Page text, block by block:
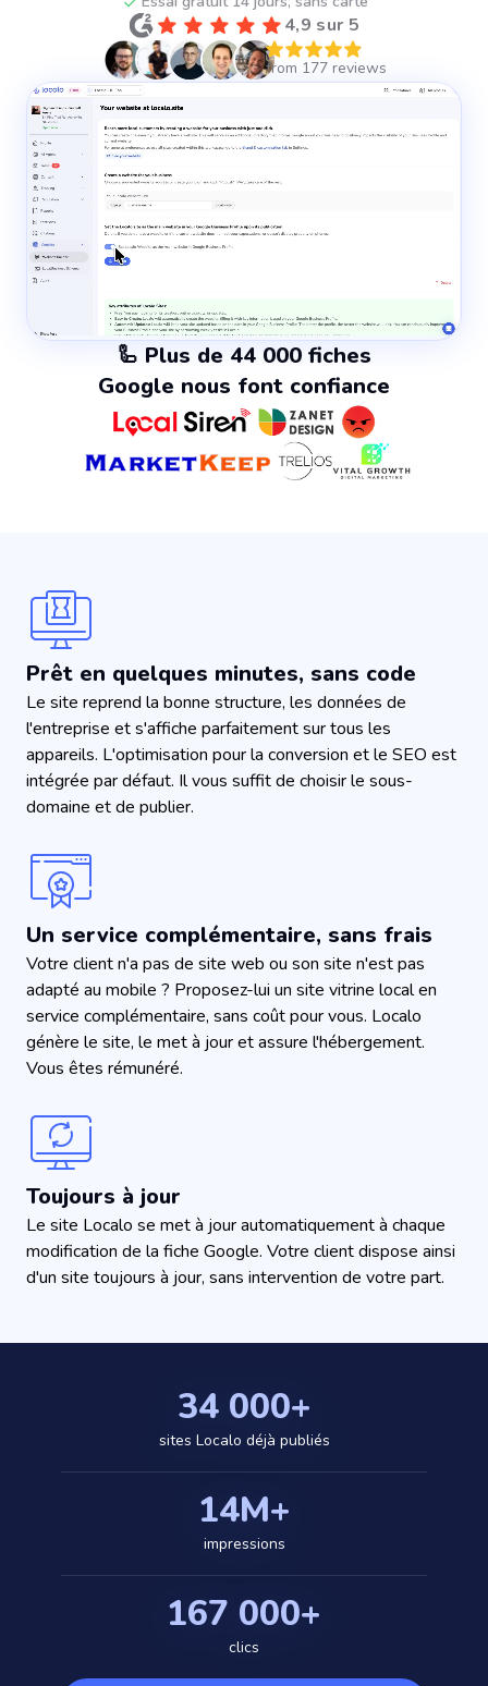
4,9 sur 5
🦾 Plus de 44 000 fiches
Google nous font confiance
Prêt en quelques minutes, sans code
Le site reprend la bonne structure, les données de
l'entreprise et s'affiche parfaitement sur tous les
appareils. L'optimisation pour la conversion et le SEO est
intégrée par défaut. Il vous suffit de choisir le sous-
domaine et de publier.
Un service complémentaire, sans frais
Votre client n'a pas de site web ou son site n'est pas
adapté au mobile ? Proposez-lui un site vitrine local en
service complémentaire, sans coût pour vous. Localo
génère le site, le met à jour et assure l'hébergement.
Vous êtes rémunéré.
Toujours à jour
Le site Localo se met à jour automatiquement à chaque
modification de la fiche Google. Votre client dispose ainsi
d'un site toujours à jour, sans intervention de votre part.
34 000+
sites Localo déjà publiés
14M+
impressions
167 000+
clics